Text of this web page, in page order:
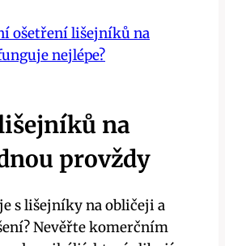
ošetření ​lišejníků na
nejlépe?
na
provždy
s lišejníky na obličeji a
Nevěřte komerčním